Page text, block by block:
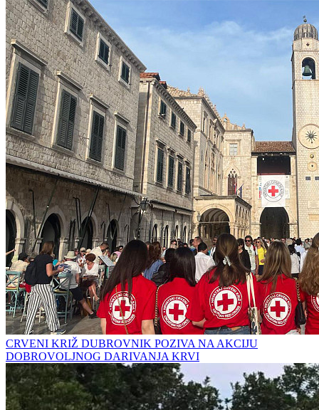
CRVENI KRIŽ DUBROVNIK POZIVA NA AKCIJU
DOBROVOLJNOG DARIVANJA KRVI